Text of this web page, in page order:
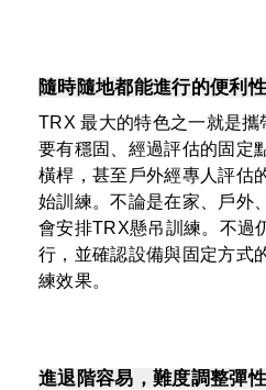
隨時隨地都能進行的便利性
TRX 最大的特色之一就是攜
要有穩固、經過評估的固定
橫桿，甚至戶外經專人評估
始訓練。不論是在家、戶外
會安排TRX懸吊訓練。不過
行，並確認設備與固定方式
練效果。
進退階容易，難度調整彈